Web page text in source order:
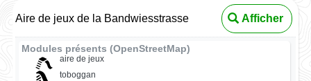
Aire de jeux de la Bandwiesstrasse Afficher
Modules présents (OpenStreetMap)
aire de jeux
toboggan